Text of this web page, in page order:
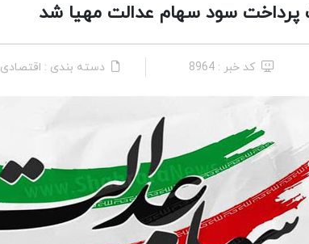
پرداخت سود سهام عدالت مهیا شد
کد خبر : 8964 دسته بندی : اقتصادی